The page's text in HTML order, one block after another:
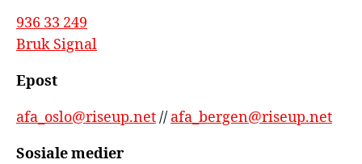
936 33 249
Bruk Signal
Epost
afa_oslo@riseup.net// afa_bergen@riseup.net
Sosiale medier